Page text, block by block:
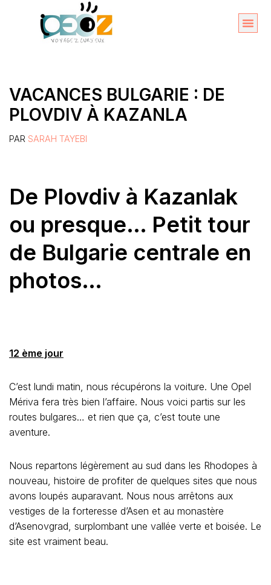
VACANCES BULGARIE : DE
PLOVDIV À KAZANLA
PAR SARAH TAYEBI
De Plovdiv à Kazanlak
ou presque… Petit tour
de Bulgarie centrale en
photos…
12 ème jour
C’est lundi matin, nous récupérons la voiture. Une Opel
Mériva fera très bien l’affaire. Nous voici partis sur les
routes bulgares… et rien que ça, c’est toute une
aventure.
Nous repartons légèrement au sud dans les Rhodopes à
nouveau, histoire de profiter de quelques sites que nous
avons loupés auparavant. Nous nous arrêtons aux
vestiges de la forteresse d’Asen et au monastère
d’Asenovgrad, surplombant une vallée verte et boisée. Le
site est vraiment beau.